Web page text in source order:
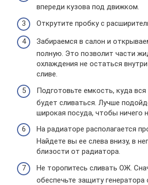
впереди кузова под движком.
Открутите пробку с
Забираемся в салон и
полную. Это позволит части
охлаждения не остаться
сливе.
Подготовьте емкость, куда
будет сливаться. Лучше
широкая посуда, чтобы ничего
На радиаторе располагается
Найдете вы ее слева внизу, в
близости от радиатора.
Не торопитесь сливать ОЖ.
обеспечьте защиту генератора